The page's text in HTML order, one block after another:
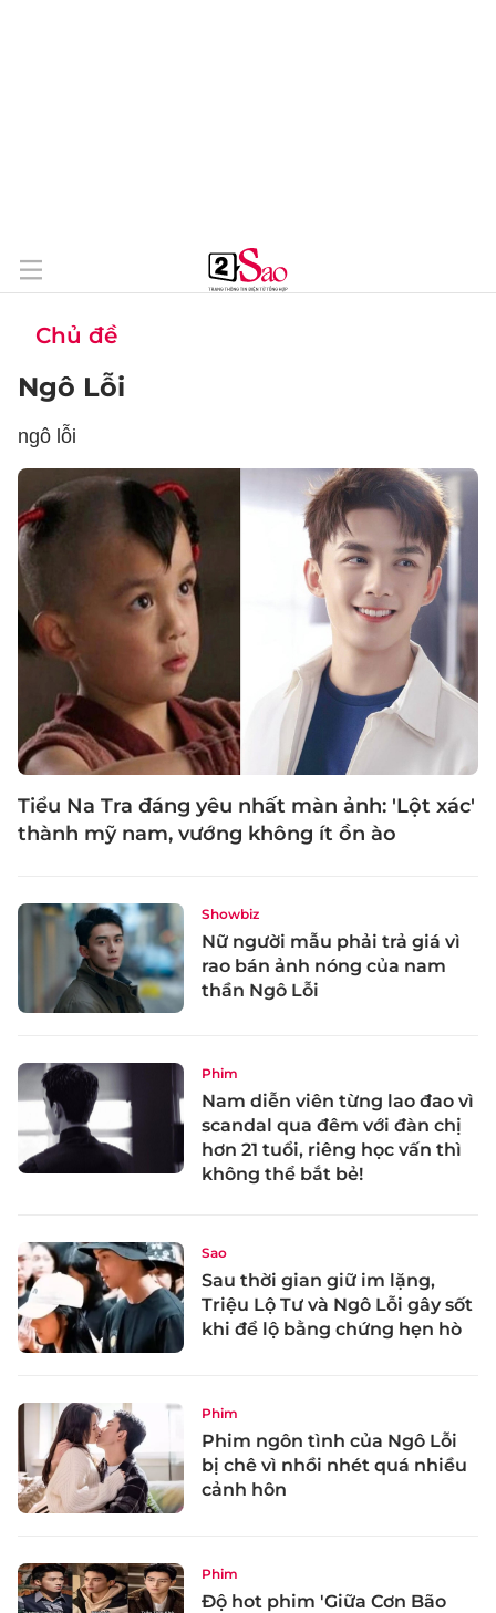
Chủ đề
Ngô Lỗi
ngô lỗi
Tiểu Na Tra đáng yêu nhất màn ảnh: 'Lột xác'
thành mỹ nam, vướng không ít ồn ào
Showbiz
Nữ người mẫu phải trả giá vì
rao bán ảnh nóng của nam
thần Ngô Lỗi
Phim
Nam diễn viên từng lao đao vì
scandal qua đêm với đàn chị
hơn 21 tuổi, riêng học vấn thì
không thể bắt bẻ!
Sao
Sau thời gian giữ im lặng,
Triệu Lộ Tư và Ngô Lỗi gây sốt
khi để lộ bằng chứng hẹn hò
Phim
Phim ngôn tình của Ngô Lỗi
bị chê vì nhồi nhét quá nhiều
cảnh hôn
Phim
Độ hot phim 'Giữa Cơn Bão